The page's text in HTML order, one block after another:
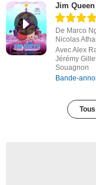
Jim Queen
De Marco
Nicolas
Avec Alex
Jérémy
Souagnon
Bande-